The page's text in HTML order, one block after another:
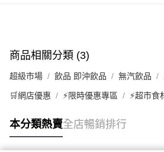
商品相關分類 (3)
超級市場 飲品 即沖飲品 無汽飲品
🛒網店優惠 ⚡限時優惠專區 ⚡超市食
本分類熱賣全店暢銷排行